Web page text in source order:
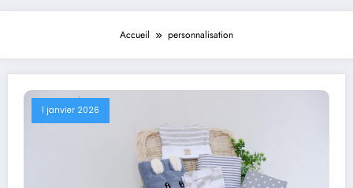
Accueil personnalisation
1 janvier 2026